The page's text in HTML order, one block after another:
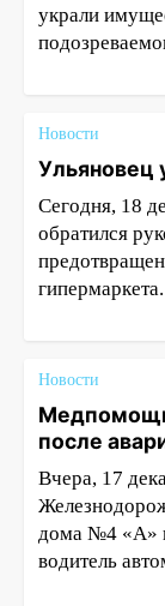
украли
Новости
Ульяновец
Сегодня, 18
обратился
Новости
после
Вчера, 17
дома №4 «А»
водитель